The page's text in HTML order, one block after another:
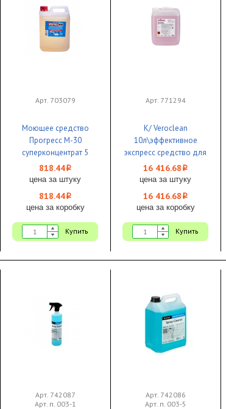
Арт. 703079
Моющее средство
Прогресс М-30
суперконцентрат 5
литров 1/1
818.44i
цена за штуку
818.44i
цена за коробку
Купить
Арт. 771294
К/ Veroclean
10л\эффективное
экспресс средство для
глубокой чистки 1/1
KIEHL
16 416.68 i
цена за штуку
16 416.68 i
цена за коробку
Купить
Арт. 742087
Арт. п. 003-1
Арт. 742086
Арт. п. 003-5